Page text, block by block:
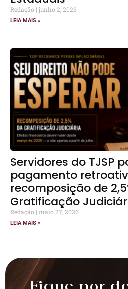
Redação junho 2, 2026
LEIA MAIS »
Servidores do TJSP
pagamento
recomposição de
Gratificação
Redação maio 27, 2026
LEIA MAIS »